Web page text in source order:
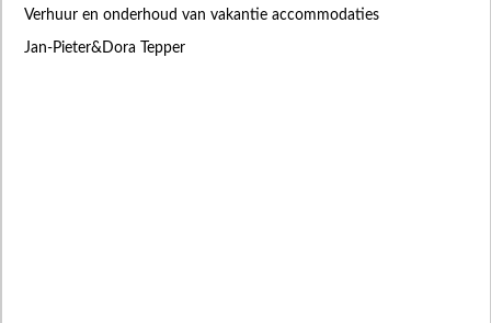
Verhuur en onderhoud van vakantie accommodaties
Jan-Pieter&Dora Tepper